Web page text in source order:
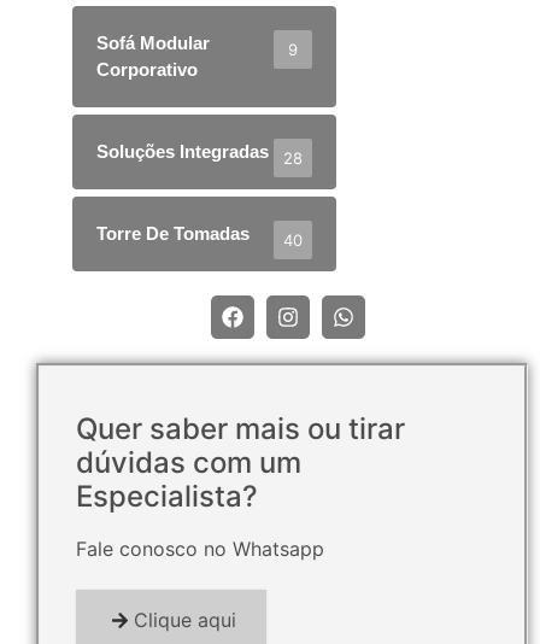
Sofá Modular
Corporativo
9
Soluções Integradas 28
Torre De Tomadas 40
Quer saber mais ou tirar
dúvidas com um
Especialista?
Fale conosco no Whatsapp
Clique aqui